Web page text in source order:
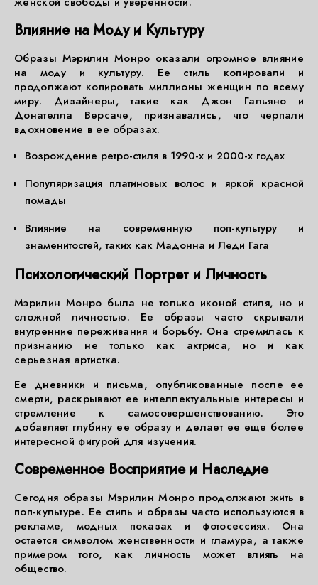
Влияние на Моду и Культуру
Образы Мэрилин Монро оказали огромное влияние
на моду и культуру. Ее стиль копировали и
продолжают копировать миллионы женщин по всему
миру. Дизайнеры, такие как Джон Гальяно и
Донателла Версаче, признавались, что черпали
вдохновение в ее образах.
Возрождение ретро-стиля в 1990-х и 2000-х годах
Популяризация платиновых волос и яркой красной
помады
Влияние на современную поп-культуру и
знаменитостей, таких как Мадонна и Леди Гага
Психологический Портрет и Личность
Мэрилин Монро была не только иконой стиля, но и
сложной личностью. Ее образы часто скрывали
внутренние переживания и борьбу. Она стремилась к
признанию не только как актриса, но и как
серьезная артистка.
Ее дневники и письма, опубликованные после ее
смерти, раскрывают ее интеллектуальные интересы и
стремление к самосовершенствованию. Это
добавляет глубину ее образу и делает ее еще более
интересной фигурой для изучения.
Современное Восприятие и Наследие
Сегодня образы Мэрилин Монро продолжают жить в
поп-культуре. Ее стиль и образы часто используются в
рекламе, модных показах и фотосессиях. Она
остается символом женственности и гламура, а также
примером того, как личность может влиять на
общество.